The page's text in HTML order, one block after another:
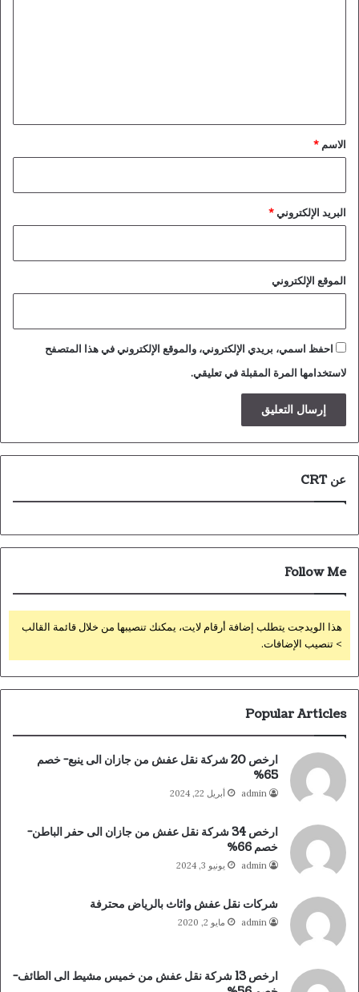
*
الاسم *
البريد الإلكتروني*
الموقع الإلكتروني
احفظ اسمي، بريدي الإلكتروني، والموقع الإلكتروني في هذا المتصفح
لاستخدامها المرة المقبلة في تعليقي.
عن CRT
Follow Me
هذا الويدجت يتطلب إضافة أرقام لايت، يمكنك تنصيبها من خلال قائمة القالب
> تنصيب الإضافات.
Popular Articles
ارخص 20 شركة نقل عفش من جازان الى ينبع- خصم
65%
admin أبريل 22, 2024
ارخص 34 شركة نقل عفش من جازان الى حفر الباطن-
خصم 66%
admin يونيو 3, 2024
شركات نقل عفش واثاث بالرياض محترفة
admin مايو 2, 2020
ارخص 13 شركة نقل عفش من خميس مشيط الى الطائف-